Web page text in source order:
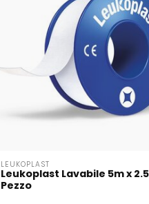
LEUKOPLAST
Leukoplast Lavabile 5m x
Pezzo